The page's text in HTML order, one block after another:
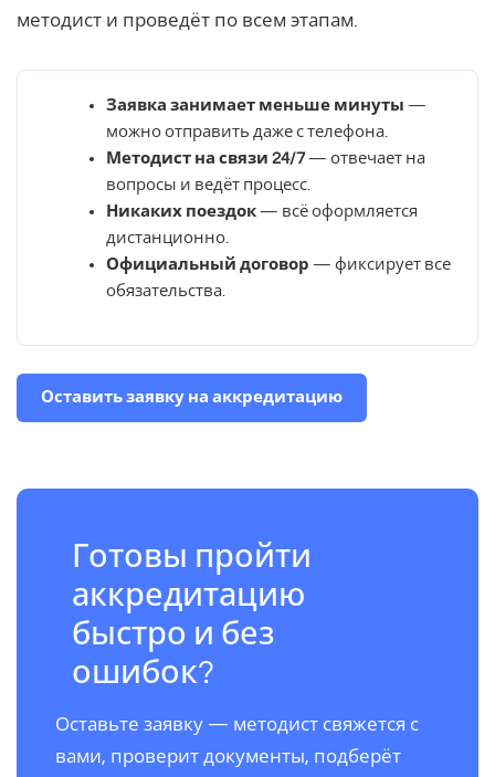
методист и проведёт по всем этапам.
Заявка занимает меньше минуты —
можно отправить даже с телефона.
Методист на связи 24/7— отвечает на
вопросы и ведёт процесс.
Никаких поездок — всё оформляется
дистанционно.
Официальный договор — фиксирует все
обязательства.
Оставить заявку на аккредитацию
Готовы пройти
аккредитацию
быстро и без
ошибок?
Оставьте заявку — методист свяжется с
вами, проверит документы, подберёт